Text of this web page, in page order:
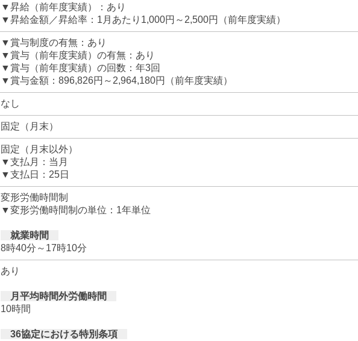
▼昇給（前年度実績）：あり
▼昇給金額／昇給率：1月あたり1,000円～2,500円（前年度実績）
▼賞与制度の有無：あり
▼賞与（前年度実績）の有無：あり
▼賞与（前年度実績）の回数：年3回
▼賞与金額：896,826円～2,964,180円（前年度実績）
なし
固定（月末）
固定（月末以外）
▼支払月：当月
▼支払日：25日
変形労働時間制
▼変形労働時間制の単位：1年単位
就業時間
8時40分～17時10分
あり
月平均時間外労働時間
10時間
36協定における特別条項